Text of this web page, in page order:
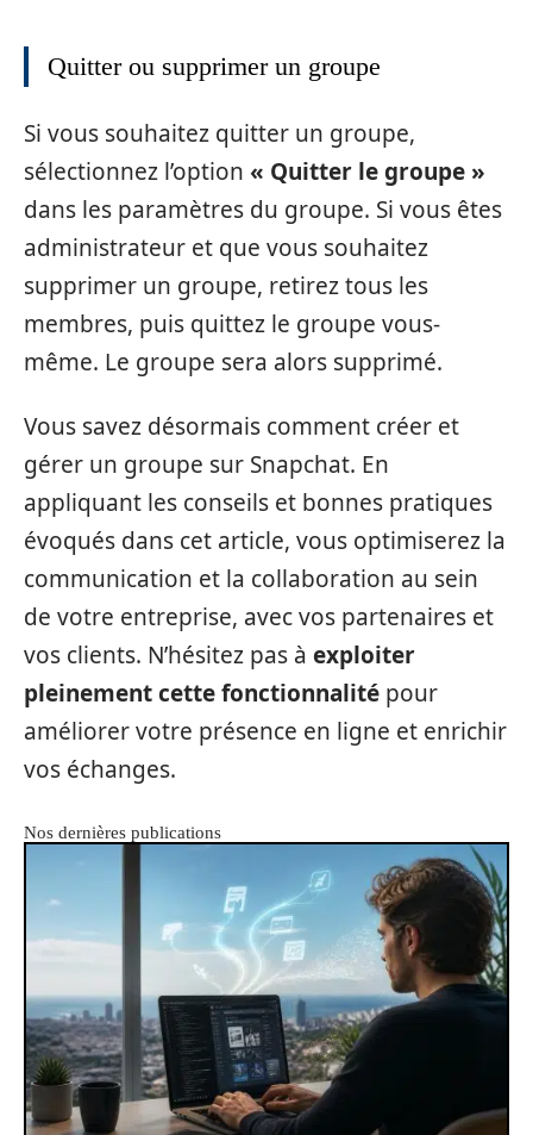
Quitter ou supprimer un groupe
Si vous souhaitez quitter un groupe,
sélectionnez l’option « Quitter le groupe »
dans les paramètres du groupe. Si vous êtes
administrateur et que vous souhaitez
supprimer un groupe, retirez tous les
membres, puis quittez le groupe vous-
même. Le groupe sera alors supprimé.
Vous savez désormais comment créer et
gérer un groupe sur Snapchat. En
appliquant les conseils et bonnes pratiques
évoqués dans cet article, vous optimiserez la
communication et la collaboration au sein
de votre entreprise, avec vos partenaires et
vos clients. N’hésitez pas à exploiter
pleinement cette fonctionnalité pour
améliorer votre présence en ligne et enrichir
vos échanges.
Nos dernières publications